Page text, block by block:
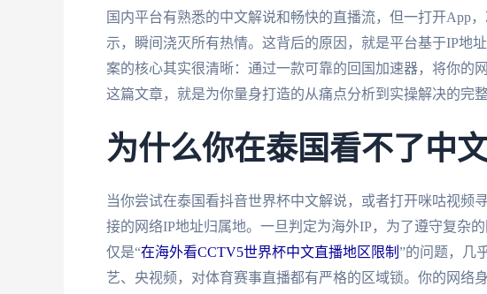
国内平台有熟悉的中文解说和畅快的直播流，但一打开App
示，瞬间浇灭所有热情。这背后的原因，就是平台基于IP地
案的核心其实很清晰：通过一款可靠的回国加速器，将你的
这篇文章，就是为你量身打造的从痛点分析到实操解决的完整
为什么你在泰国看不了中
当你尝试在泰国看抖音世界杯中文解说，或者打开咪咕视频
接的网络IP地址归属地。一旦判定为海外IP，为了遵守复杂
仅是“在海外看CCTV5世界杯中文直播地区限制 ”的问题，几
艺、央视频，对体育赛事直播都有严格的区域锁。你的网络